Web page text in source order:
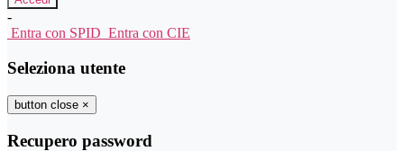
-
Entra con SPID Entra con CIE
Seleziona utente
button close ×
Recupero password